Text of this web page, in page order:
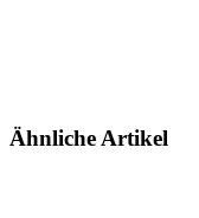
Ähnliche Artikel